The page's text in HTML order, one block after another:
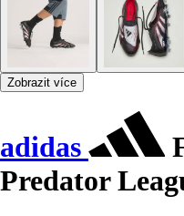
Zobrazit více
adidas
Predator